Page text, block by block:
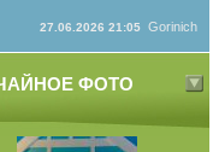
27.06.2026 21:05 Gorinich
ФОТО